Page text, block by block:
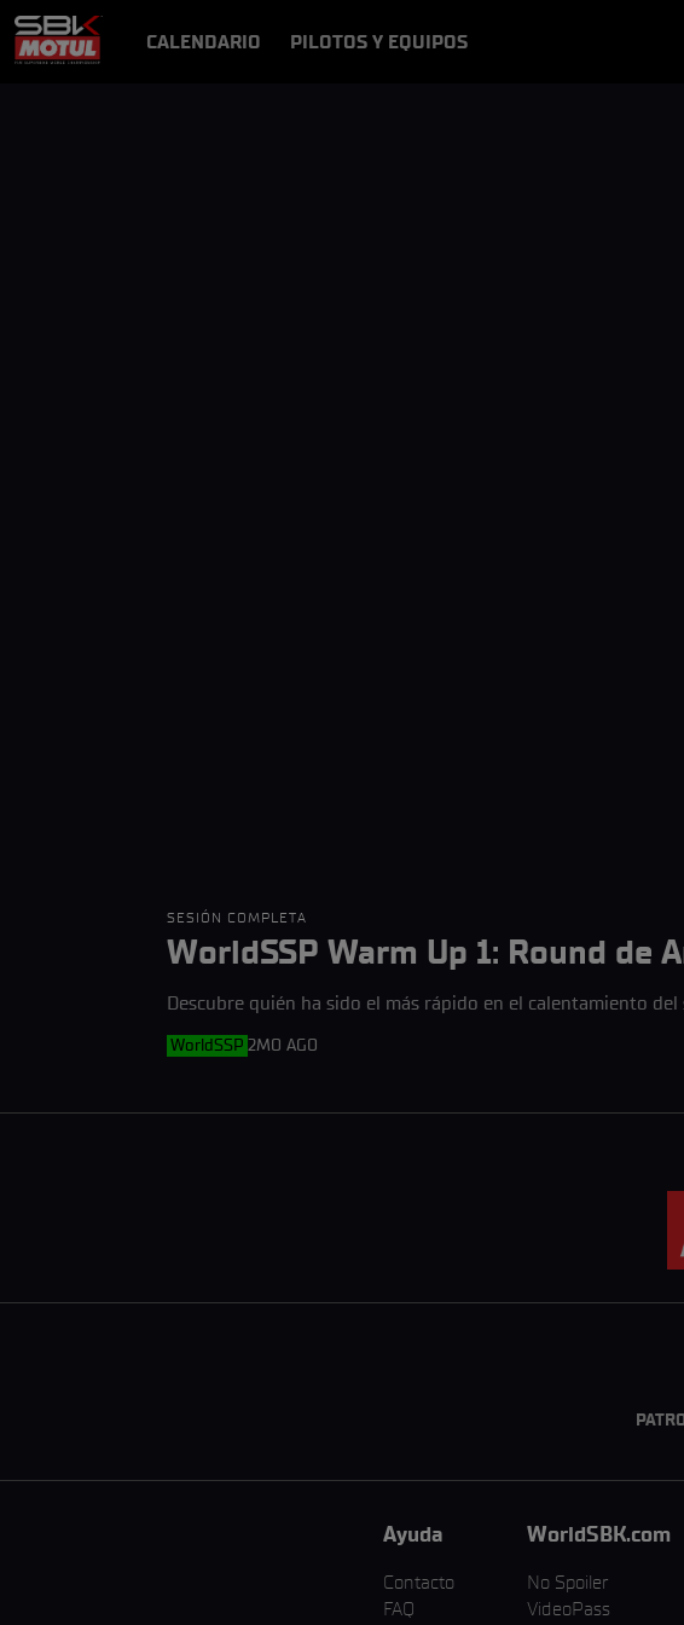
CALENDARIO PILOTOS Y EQUIPOS
SESIÓN COMPLETA
WorldSSP Warm Up 1: Round de
Descubre quién ha sido el más rápido en el calentamiento del
WorldSSP 2MO AGO
Ayuda
Contacto
FAQ
WorldSBK.com
No Spoiler
VideoPass